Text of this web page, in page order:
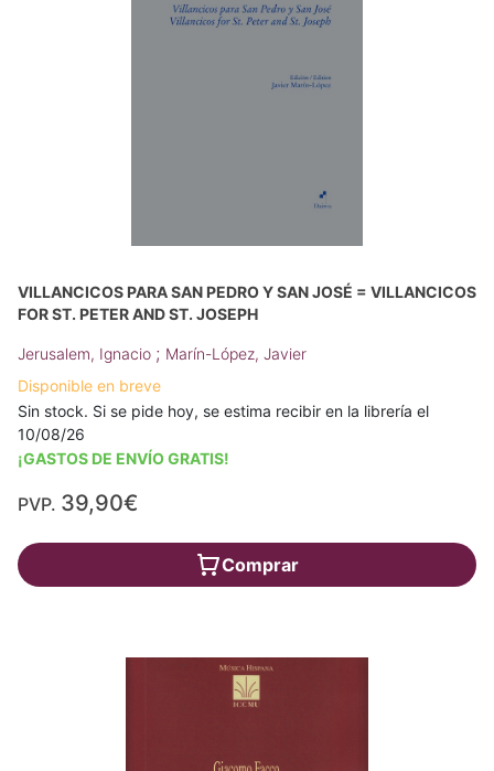
VILLANCICOS PARA SAN PEDRO Y SAN JOSÉ = VILLANCICOS
FOR ST. PETER AND ST. JOSEPH
Jerusalem, Ignacio ; Marín-López, Javier
Disponible en breve
Sin stock. Si se pide hoy, se estima recibir en la librería el
10/08/26
¡GASTOS DE ENVÍO GRATIS!
PVP. 39,90€
Comprar